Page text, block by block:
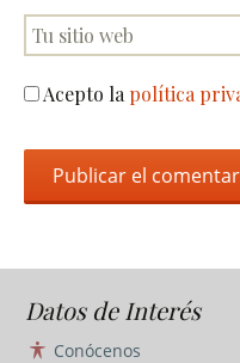
Acepto la política
Datos de Interés
Conócenos